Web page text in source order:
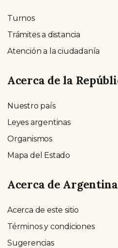
Turnos
Trámites a distancia
Atención a la ciudadanía
Acerca de la
Nuestro país
Leyes argentinas
Organismos
Mapa del Estado
Acerca de
Acerca de este sitio
Términos y condiciones
Sugerencias